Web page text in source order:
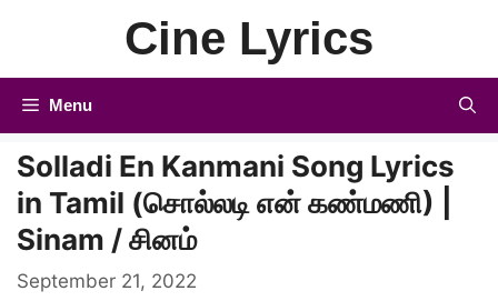
Cine Lyrics
Menu
Solladi En Kanmani Song Lyrics
in Tamil (சொல்லடி என் கண்மணி) |
Sinam / சினம்
September 21, 2022